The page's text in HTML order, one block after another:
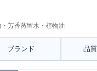
芳香蒸留水・植物油
ブランド 品